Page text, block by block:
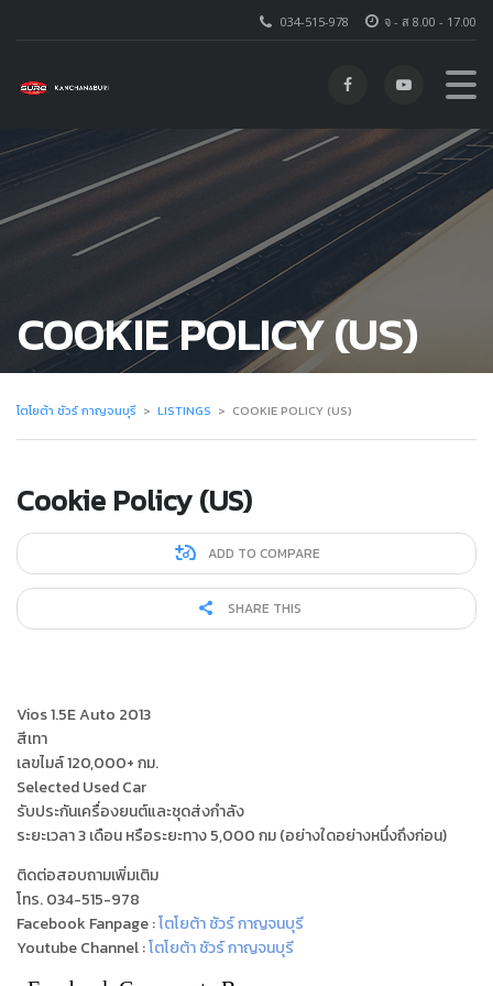
จ - ส 8.00 - 17.00
034-515-978
COOKIE POLICY (US)
โตโยต้า ชัวร์ กาญจนบุรี > LISTINGS > COOKIE POLICY (US)
Cookie Policy (US)
ADD TO COMPARE
SHARE THIS
Vios 1.5E Auto 2013
สีเทา
เลขไมล์ 120,000+ กม.
Selected Used Car
รับประกันเครื่องยนต์และชุดส่งกำลัง
ระยะเวลา 3 เดือน หรือระยะทาง 5,000 กม (อย่างใดอย่างหนึ่งถึงก่อน)
ติดต่อสอบถามเพิ่มเติม
โทร. 034-515-978
Facebook Fanpage :โตโยต้า ชัวร์ กาญจนบุรี
Youtube Channel :โตโยต้า ชัวร์ กาญจนบุรี